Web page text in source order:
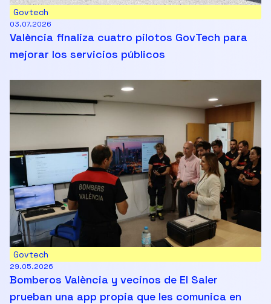
Govtech
03.07.2026
València finaliza cuatro pilotos GovTech para
mejorar los servicios públicos
Govtech
29.05.2026
Bomberos València y vecinos de El Saler
prueban una app propia que les comunica en